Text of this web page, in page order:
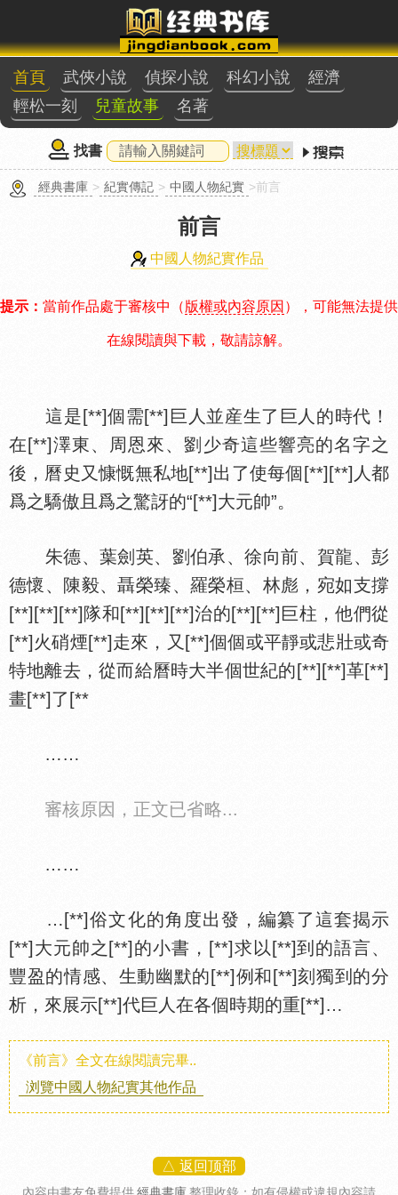
首頁 武俠小說 偵探小說 科幻小說
經濟
輕松一刻
兒童故事 名著
找書
經典書庫 > 紀實傳記 > 中國人物紀實 >前言
前言
中國人物紀實作品
提示： 當前作品處于審核中（版權或內容原因 ），可能無法提供
在線閱讀與下載，敬請諒解。
這是[**]個需[**]巨人並産生了巨人的時代！
在[**]澤東、周恩來、劉少奇這些響亮的名字之
後，曆史又慷慨無私地[**]出了使每個[**][**]人都
爲之驕傲且爲之驚訝的“[**]大元帥”。
朱德、葉劍英、劉伯承、徐向前、賀龍、彭
德懷、陳毅、聶榮臻、羅榮桓、林彪，宛如支撐
[**][**][**]隊和[**][**][**]治的[**][**]巨柱，他們從
[**]火硝煙[**]走來，又[**]個個或平靜或悲壯或奇
特地離去，從而給曆時大半個世紀的[**][**]革[**]
畫[**]了[**
……
審核原因，正文已省略...
……
…[**]俗文化的角度出發，編纂了這套揭示
[**]大元帥之[**]的小書，[**]求以[**]到的語言、
豐盈的情感、生動幽默的[**]例和[**]刻獨到的分
析，來展示[**]代巨人在各個時期的重[**]…
《前言》全文在線閱讀完畢..
浏覽中國人物紀實其他作品
△ 返回顶部